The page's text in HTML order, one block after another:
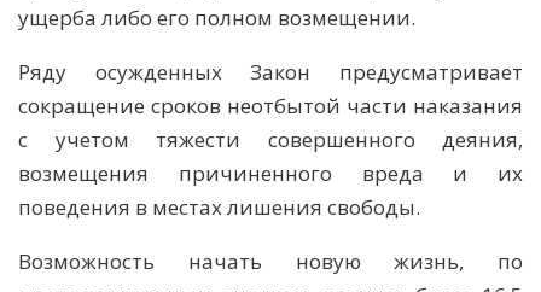
ущерба либо его полном возмещении.
Ряду осужденных Закон предусматривает
сокращение сроков неотбытой части наказания
с учетом тяжести совершенного деяния,
возмещения причиненного вреда и их
поведения в местах лишения свободы.
Возможность начать новую жизнь, по